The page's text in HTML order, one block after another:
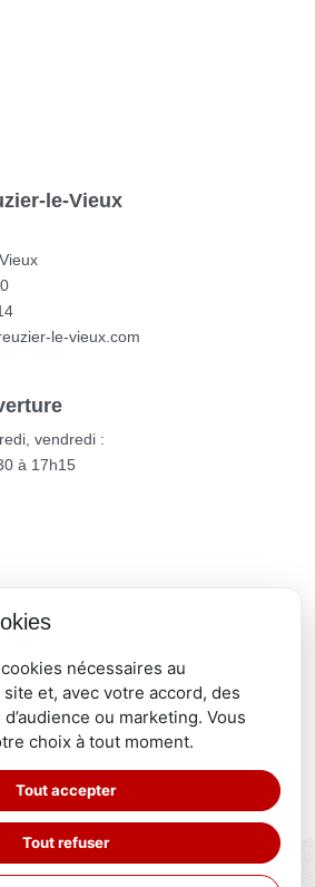
le-Vieux
le-vieux.com
vendredi :
à 17h15
Rhône-Alpes
le Vieux |Contact|Plan du site|
nécessaires au
et, avec votre accord, des
ou marketing. Vous
choix à tout moment.
Tout accepter
Tout refuser